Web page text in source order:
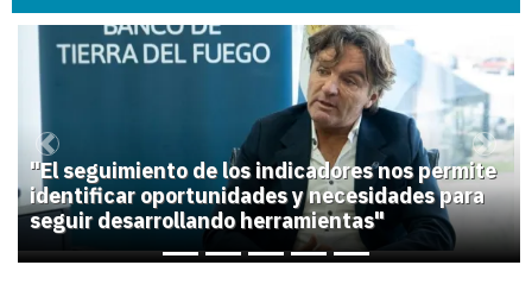
1
"El seguimiento de los indicadores nos permite
identificar oportunidades y necesidades para
seguir desarrollando herramientas"
Previous Next